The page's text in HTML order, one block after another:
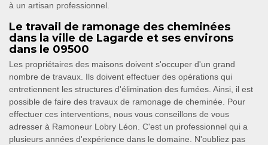
à un artisan professionnel.
Le travail de ramonage des cheminées
dans la ville de Lagarde et ses environs
dans le 09500
Les propriétaires des maisons doivent s'occuper d'un grand
nombre de travaux. Ils doivent effectuer des opérations qui
entretiennent les structures d'élimination des fumées. Ainsi, il est
possible de faire des travaux de ramonage de cheminée. Pour
effectuer ces interventions, nous vous conseillons de vous
adresser à Ramoneur Lobry Léon. C'est un professionnel qui a
plusieurs années d'expérience dans le domaine. N'oubliez pas